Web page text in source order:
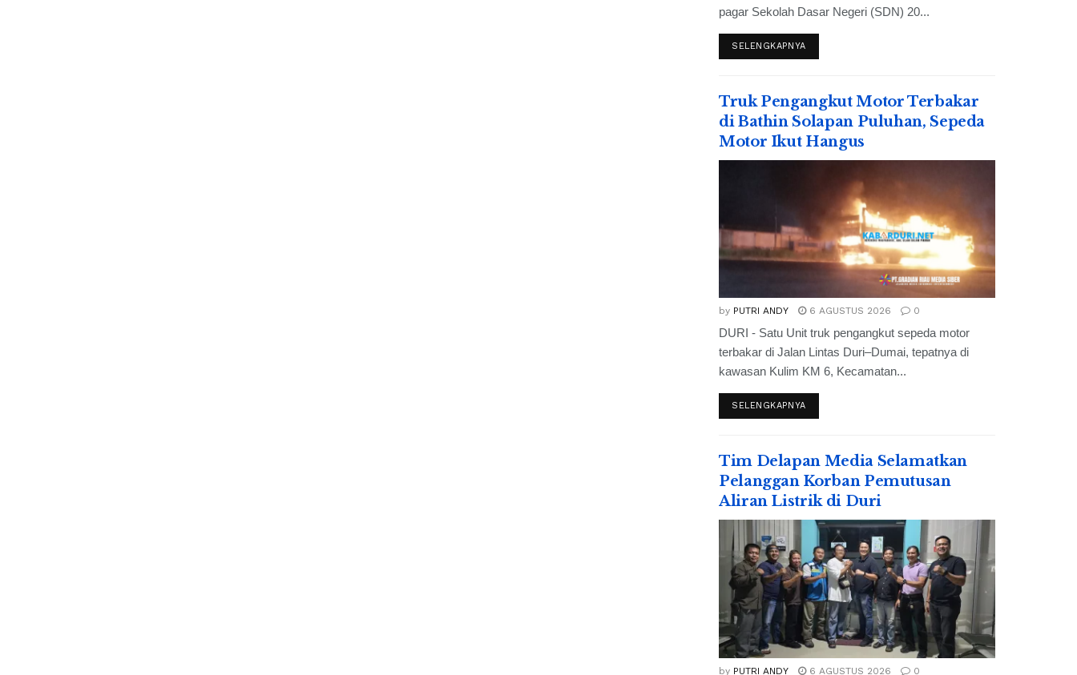
pagar Sekolah Dasar Negeri (SDN) 20...
SELENGKAPNYA
Truk Pengangkut Motor Terbakar
di Bathin Solapan Puluhan, Sepeda
Motor Ikut Hangus
by PUTRI ANDY 6 AGUSTUS 2026 0
DURI - Satu Unit truk pengangkut sepeda motor
terbakar di Jalan Lintas Duri–Dumai, tepatnya di
kawasan Kulim KM 6, Kecamatan...
SELENGKAPNYA
Tim Delapan Media Selamatkan
Pelanggan Korban Pemutusan
Aliran Listrik di Duri
by PUTRI ANDY 6 AGUSTUS 2026 0